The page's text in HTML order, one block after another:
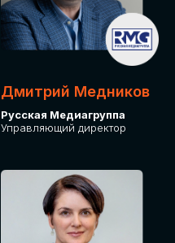
Дмитрий Медников
Русская Медиагруппа
Управляющий директор